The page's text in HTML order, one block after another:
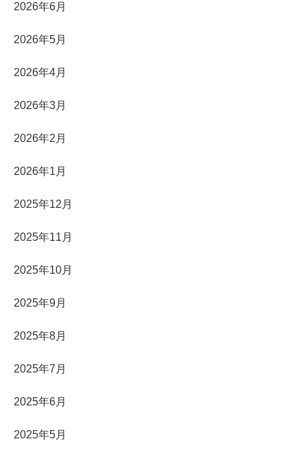
2026年6月
2026年5月
2026年4月
2026年3月
2026年2月
2026年1月
2025年12月
2025年11月
2025年10月
2025年9月
2025年8月
2025年7月
2025年6月
2025年5月